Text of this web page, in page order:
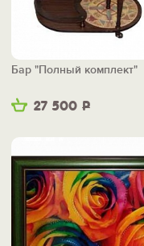
27 500 Р
Бар "Полный комплект"